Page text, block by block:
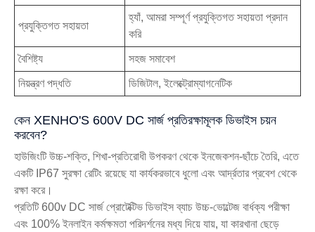
প্রযুক্তিগত সহায়তা
হ্যাঁ, আমরা সম্পূর্ণ প্রযুক্তিগত সহায়তা প্রদান
করি
বৈশিষ্ট্য সহজ সমাবেশ
নিয়ন্ত্রণ পদ্ধতি ডিজিটাল, ইলেক্ট্রোম্যাগনেটিক
কেন XENHO'S 600V DC সার্জ প্রতিরক্ষামূলক ডিভাইস চয়ন
করবেন?
হাউজিংটি উচ্চ-শক্তি, শিখা-প্রতিরোধী উপকরণ থেকে ইনজেকশন-ছাঁচে তৈরি, এতে
একটি IP67 সুরক্ষা রেটিং রয়েছে যা কার্যকরভাবে ধুলো এবং আর্দ্রতার প্রবেশ থেকে
রক্ষা করে।
প্রতিটি 600v DC সার্জ প্রোটেক্টিভ ডিভাইস ব্যাচ উচ্চ-ভোল্টেজ বার্ধক্য পরীক্ষা
এবং 100% ইনলাইন কর্মক্ষমতা পরিদর্শনের মধ্য দিয়ে যায়, যা কারখানা ছেড়ে